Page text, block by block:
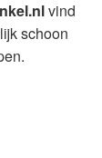
vind
schoon